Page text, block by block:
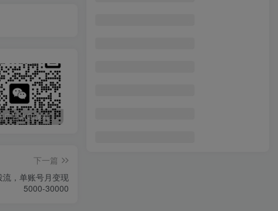
最新无广告水印课程资源 长期更新
下一篇
，单账号月变现
5000-30000